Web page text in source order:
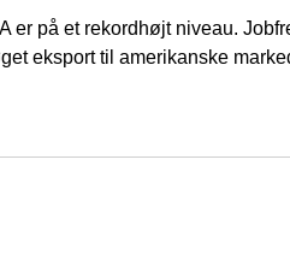
er på et rekordhøjt niveau.
eksport til amerikanske